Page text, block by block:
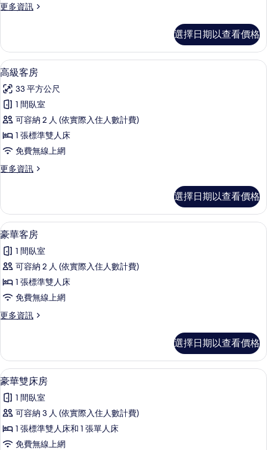
所
相
片
更多資訊
更
客
房
的
情
選擇日期以查看價格
顯
示
高
級
客
房
所
相
片
高級客房 | 書桌、遮光布/窗簾、免費
6
高級客房
33 平方公尺
1 間臥室
可容納 2 人 (依實際入住人數計費)
1 張標準雙人床
免費無線上網
更多資訊
更
客
房
的
情
選擇日期以查看價格
顯
示
豪
華
客
的
有
相
片
豪華客房 | 書桌、遮光布/窗簾、免費
5
豪華客房
1 間臥室
可容納 2 人 (依實際入住人數計費)
1 張標準雙人床
免費無線上網
更多資訊
更
客
房
的
情
選擇日期以查看價格
顯
示
豪
華
雙
豪華雙床房 | 書桌、遮光布/窗簾、免
7
豪華雙床房
1 間臥室
可容納 3 人 (依實際入住人數計費)
1 張標準雙人床和 1 張單人床
免費無線上網